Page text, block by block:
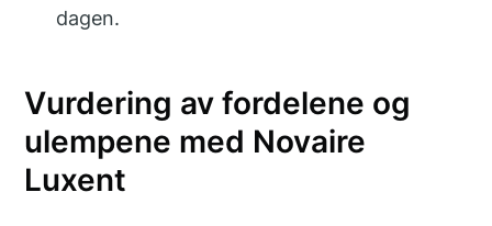
dagen.
Vurdering av fordelene og
ulempene med Novaire
Luxent